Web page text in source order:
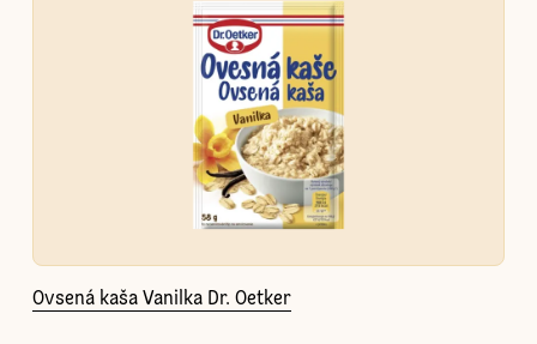
Ovsená kaša Vanilka Dr. Oetker